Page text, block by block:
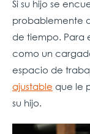
Si su hijo se
probablemente
de tiempo. Para
como un
espacio de
ajustable que le
su hijo.